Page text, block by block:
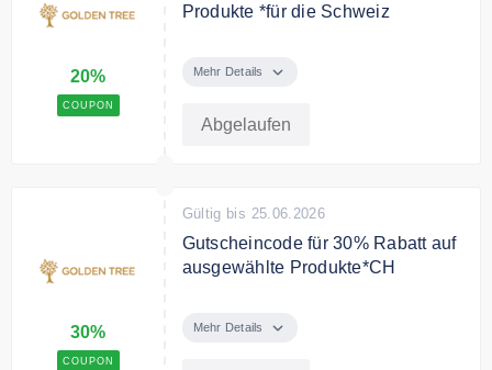
20%
COUPON
Produkte *für die Schweiz
Gutschiencode 20% auf
Mehr Details
Abgelaufen
30%
COUPON
Gültig bis 25.06.2026
Gutscheincode für 30% Rabatt auf
ausgewählte Produkte*CH
30CHF auf ausgewählte Produkte.
Mehr Details